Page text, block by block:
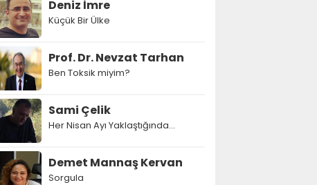
Deniz İmre
Küçük Bir Ülke
Prof. Dr. Nevzat Tarhan
Ben Toksik miyim?
Sami Çelik
Her Nisan Ayı Yaklaştığında...
Demet Mannaş Kervan
Sorgula